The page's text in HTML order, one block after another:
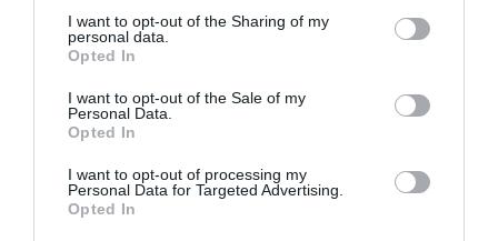
not limited to your visit or usage behaviour. You may click to
grant or deny consent to Google and its third-party tags to
use your data for below specified purposes in below Google
consent section.
I want to opt-out of the Sharing of my
personal data.
Opted In
I want to opt-out of the Sale of my
Personal Data.
Opted In
I want to opt-out of processing my
Personal Data for Targeted Advertising.
Opted In